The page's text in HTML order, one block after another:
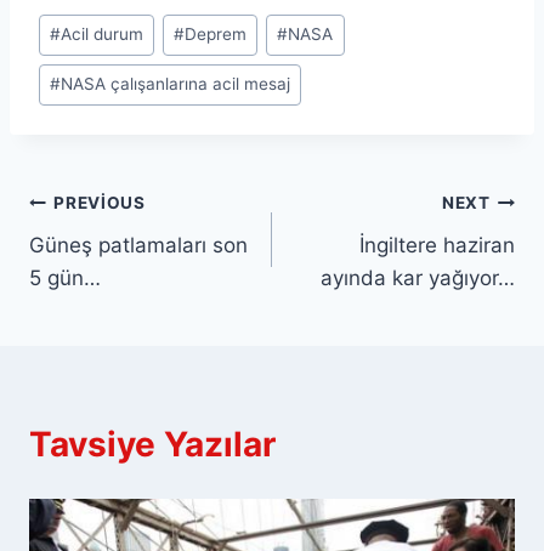
Post
Tags:
#Acil durum #Deprem #NASA
#NASA çalışanlarına acil mesaj
Yazı
gezinmesi
PREVIOUS
Güneş patlamaları son
5 gün…
NEXT
İngiltere haziran
ayında kar yağıyor…
Tavsiye Yazılar